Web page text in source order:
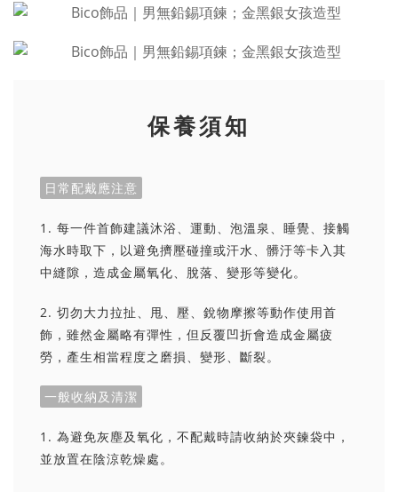
保養須知
日常配戴應注意
1. 每一件首飾建議沐浴、運動、泡溫泉、睡覺、接觸
海水時取下，以避免擠壓碰撞或汗水、髒汙等卡入其
中縫隙，造成金屬氧化、脫落、變形等變化。
2. 切勿大力拉扯、甩、壓、銳物摩擦等動作使用首
飾，雖然金屬略有彈性，但反覆凹折會造成金屬疲
勞，產生相當程度之磨損、變形、斷裂。
一般收納及清潔
1. 為避免灰塵及氧化，不配戴時請收納於夾鍊袋中，
並放置在陰涼乾燥處。